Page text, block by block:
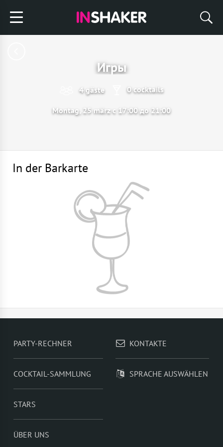
Игры
4 gäste 0 cocktails
Montag, 25 märz с 17:00 до 21:00
In der Barkarte
PARTY-RECHNER
COCKTAIL-SAMMLUNG
STARS
ÜBER UNS
KONTAKTE
SPRACHE AUSWÄHLEN